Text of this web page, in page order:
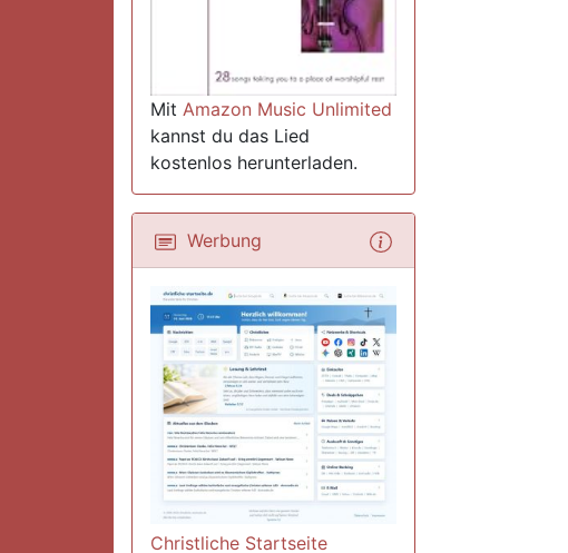
Mit Amazon Music Unlimited
kannst du das Lied
kostenlos herunterladen.
Werbung
Christliche Startseite